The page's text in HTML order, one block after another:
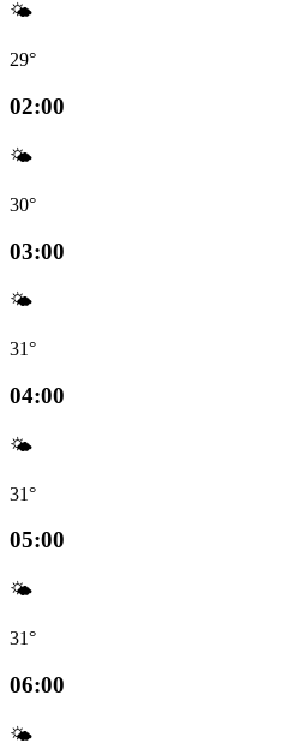
🌤️
29°
02:00
🌤️
30°
03:00
🌤️
31°
04:00
🌤️
31°
05:00
🌤️
31°
06:00
🌤️